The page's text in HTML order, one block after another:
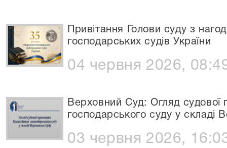
Привітання Голови суду з
господарських судів України
04 червня 2026,
Верховний Суд: Огляд судової
господарського суду у складі
03 червня 2026,